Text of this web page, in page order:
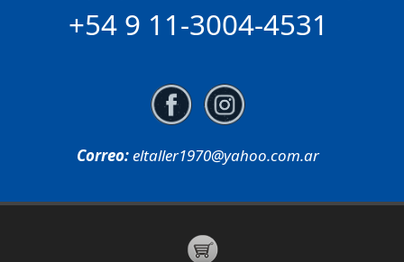
+54 9 11-3004-4531
Correo:eltaller1970@yahoo.com.ar